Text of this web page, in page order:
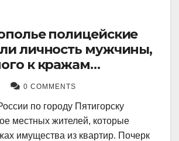
полицейские
личность мужчины,
к кражам
из квартир в
0 COMMENTS
по городу Пятигорску
местных жителей, которые
имущества из квартир. Почерк